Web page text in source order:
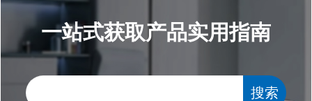
一站式获取产品实用指南
搜索